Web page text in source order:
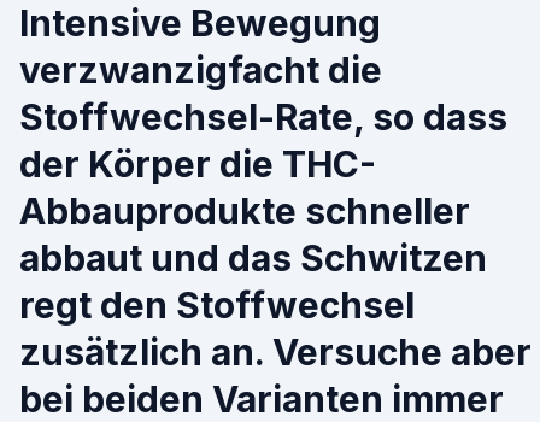
Intensive Bewegung
verzwanzigfacht die
Stoffwechsel-Rate, so dass
der Körper die THC-
Abbauprodukte schneller
abbaut und das Schwitzen
regt den Stoffwechsel
zusätzlich an. Versuche aber
bei beiden Varianten immer